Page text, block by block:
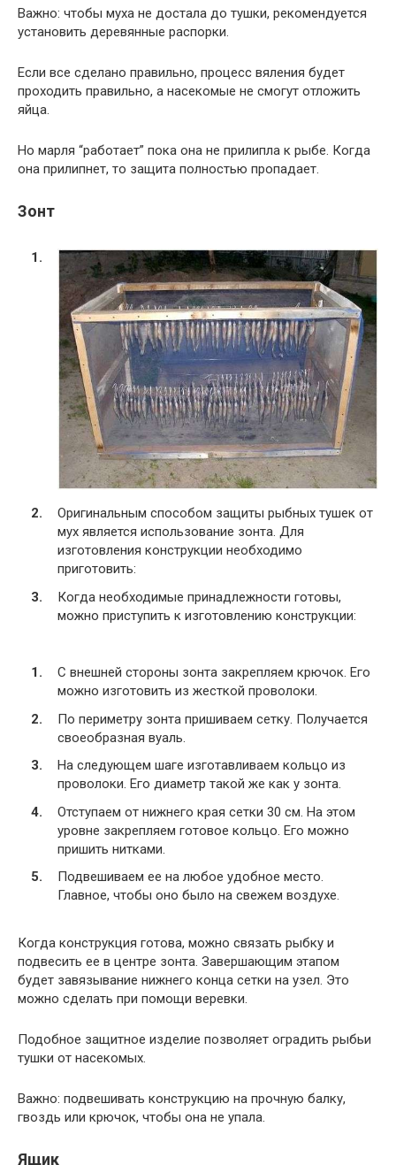
Важно: чтобы муха не достала до тушки, рекомендуется
установить деревянные распорки.
Если все сделано правильно, процесс вяления будет
проходить правильно, а насекомые не смогут отложить
яйца.
Но марля “работает” пока она не прилипла к рыбе. Когда
она прилипнет, то защита полностью пропадает.
Зонт
Оригинальным способом защиты рыбных тушек от
мух является использование зонта. Для
изготовления конструкции необходимо
приготовить:
Когда необходимые принадлежности готовы,
можно приступить к изготовлению конструкции:
С внешней стороны зонта закрепляем крючок. Его
можно изготовить из жесткой проволоки.
По периметру зонта пришиваем сетку. Получается
своеобразная вуаль.
На следующем шаге изготавливаем кольцо из
проволоки. Его диаметр такой же как у зонта.
Отступаем от нижнего края сетки 30 см. На этом
уровне закрепляем готовое кольцо. Его можно
пришить нитками.
Подвешиваем ее на любое удобное место.
Главное, чтобы оно было на свежем воздухе.
Когда конструкция готова, можно связать рыбку и
подвесить ее в центре зонта. Завершающим этапом
будет завязывание нижнего конца сетки на узел. Это
можно сделать при помощи веревки.
Подобное защитное изделие позволяет оградить рыбьи
тушки от насекомых.
Важно: подвешивать конструкцию на прочную балку,
гвоздь или крючок, чтобы она не упала.
Ящик